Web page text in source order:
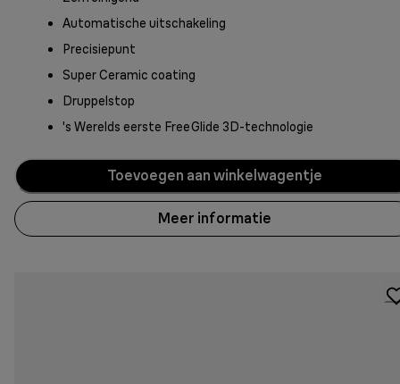
Automatische uitschakeling
Precisiepunt
Super Ceramic coating
Druppelstop
's Werelds eerste FreeGlide 3D-technologie
Toevoegen aan winkelwagentje
Meer informatie